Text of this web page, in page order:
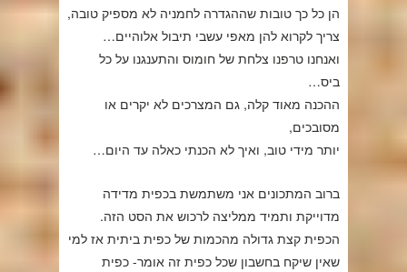
הן כל כך טובות שההגדרה לחמניה לא מספיק טובה,
צריך לקרוא להן מאפי עשבי תיבול אלוהיים…
ואנחנו טרפנו צלחת של חומוס והתענגנו על כל
ביס…
ההכנה מאוד קלה, גם המצרכים לא יקרים או
מסובכים,
יותר מידי טוב, ואיך לא הכנתי כאלה עד היום…
ברוב המתכונים אני משתמשת בכפית מדידה
מדוייקת ותמיד ממליצה לרכוש את הסט הזה.
הכפית קצת גדולה מהכמות של כפית ביתית אז למי
שאין שיקח בחשבון שכל כפית זה אומר- כפית